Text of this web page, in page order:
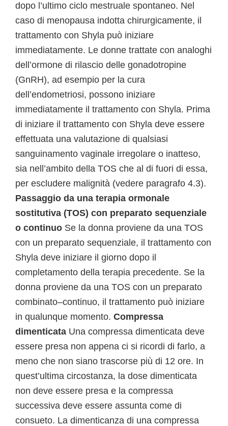
dopo l’ultimo ciclo mestruale spontaneo. Nel
caso di menopausa indotta chirurgicamente, il
trattamento con Shyla può iniziare
immediatamente. Le donne trattate con analoghi
dell’ormone di rilascio delle gonadotropine
(GnRH), ad esempio per la cura
dell’endometriosi, possono iniziare
immediatamente il trattamento con Shyla. Prima
di iniziare il trattamento con Shyla deve essere
effettuata una valutazione di qualsiasi
sanguinamento vaginale irregolare o inatteso,
sia nell’ambito della TOS che al di fuori di essa,
per escludere malignità (vedere paragrafo 4.3).
Passaggio da una terapia ormonale
sostitutiva (TOS) con preparato sequenziale
o continuo Se la donna proviene da una TOS
con un preparato sequenziale, il trattamento con
Shyla deve iniziare il giorno dopo il
completamento della terapia precedente. Se la
donna proviene da una TOS con un preparato
combinato–continuo, il trattamento può iniziare
in qualunque momento. Compressa
dimenticata Una compressa dimenticata deve
essere presa non appena ci si ricordi di farlo, a
meno che non siano trascorse più di 12 ore. In
quest’ultima circostanza, la dose dimenticata
non deve essere presa e la compressa
successiva deve essere assunta come di
consueto. La dimenticanza di una compressa